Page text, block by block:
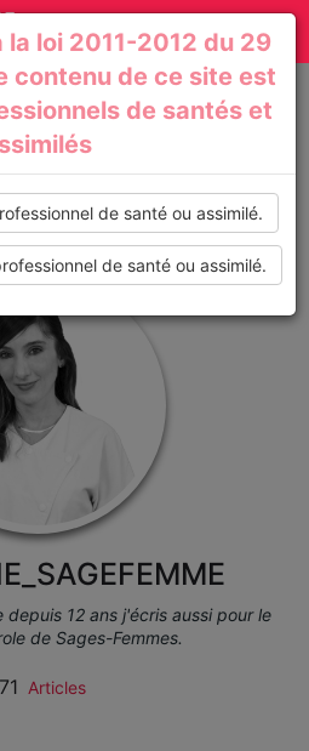
12 ans j'écris aussi pour le
de Sages-Femmes.
Articles
la loi 2011-2012 du 29
contenu de ce site est
de santés et
de santé ou assimilé.
de santé ou assimilé.